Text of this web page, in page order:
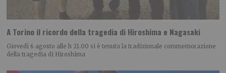
A Torino il ricordo della tragedia di Hiroshima e Nagasaki
Giovedì 6 agosto alle h 21.00 si è tenuta la tradizionale commemorazione
della tragedia di Hiroshima